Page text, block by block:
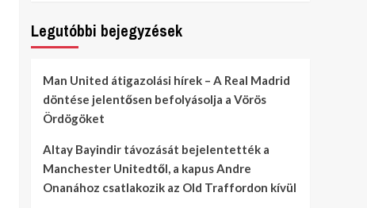
Legutóbbi bejegyzések
Man United átigazolási hírek – A Real Madrid
döntése jelentősen befolyásolja a Vörös
Ördögöket
Altay Bayindir távozását bejelentették a
Manchester Unitedtől, a kapus Andre
Onanához csatlakozik az Old Traffordon kívül